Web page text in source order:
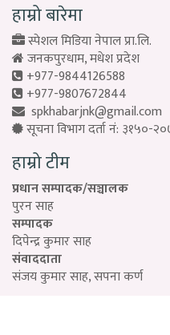
हाम्रो बारेमा
स्पेशल मिडिया नेपाल प्रा.लि.
जनकपुरधाम, मधेश प्रदेश
+977-9844126588
+977-9807672844
spkhabarjnk@gmail.com
सूचना विभाग दर्ता नं: ३१५०-
हाम्रो टीम
प्रधान सम्पादक/सञ्चालक
पुरन साह
सम्पादक
दिपेन्द्र कुमार साह
संवाददाता
संजय कुमार साह, सपना कर्ण